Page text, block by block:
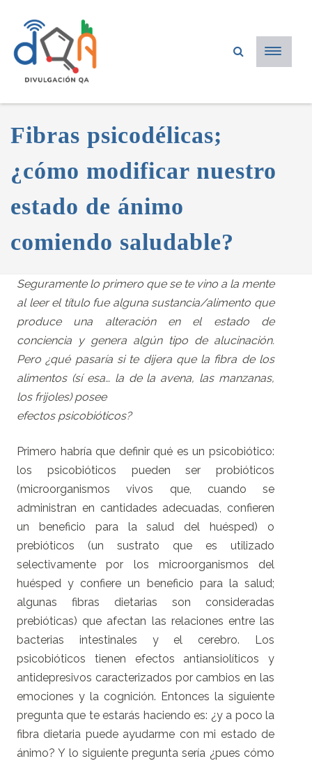
Fibras psicodélicas;
¿cómo modificar nuestro
estado de ánimo
comiendo saludable?
Seguramente lo primero que se te vino a la mente
al leer el título fue alguna sustancia/alimento que
produce una alteración en el estado de
conciencia y genera algún tipo de alucinación.
Pero ¿qué pasaría si te dijera que la fibra de los
alimentos (sí esa… la de la avena, las manzanas,
los frijoles) posee
efectos psicobióticos?
Primero habría que definir qué es un psicobiótico:
los psicobióticos pueden ser probióticos
(microorganismos vivos que, cuando se
administran en cantidades adecuadas, confieren
un beneficio para la salud del huésped) o
prebióticos (un sustrato que es utilizado
selectivamente por los microorganismos del
huésped y confiere un beneficio para la salud;
algunas fibras dietarias son consideradas
prebióticas) que afectan las relaciones entre las
bacterias intestinales y el cerebro. Los
psicobióticos tienen efectos antiansiolíticos y
antidepresivos caracterizados por cambios en las
emociones y la cognición. Entonces la siguiente
pregunta que te estarás haciendo es: ¿y a poco la
fibra dietaria puede ayudarme con mi estado de
ánimo? Y lo siguiente pregunta sería ¿pues cómo